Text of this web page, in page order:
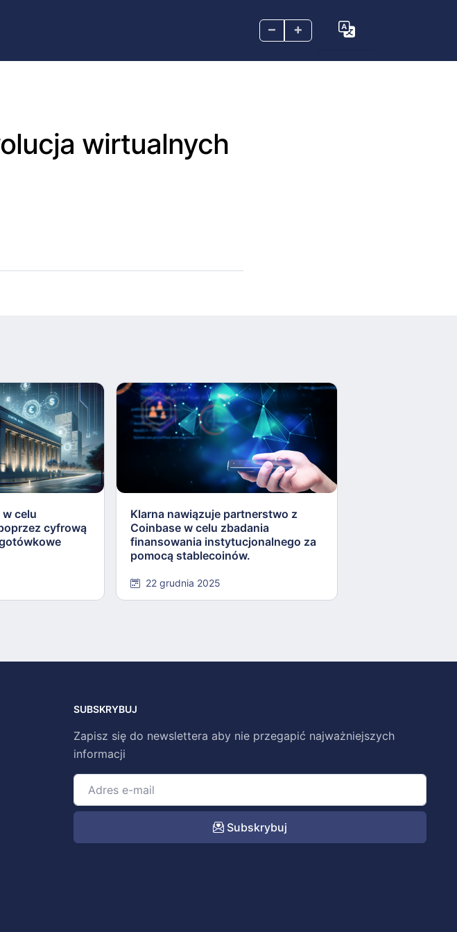
– +
wirtualnych
celu
cyfrową
Klarna nawiązuje partnerstwo z
Coinbase w celu zbadania
finansowania instytucjonalnego za
pomocą stablecoinów.
22 grudnia 2025
SUBSKRYBUJ
Zapisz się do newslettera aby nie przegapić najważniejszych
informacji
Subskrybuj